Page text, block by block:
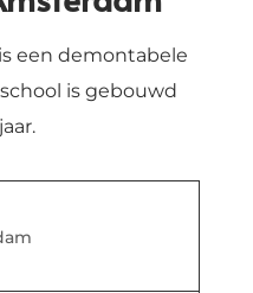
een demontabele
is gebouwd